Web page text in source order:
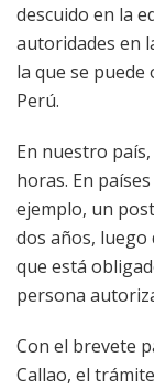
descuido en la
autoridades en
la que se
Perú.
En nuestro
horas. En
ejemplo, un
dos años,
que está
persona
Con el brevete
Callao, el